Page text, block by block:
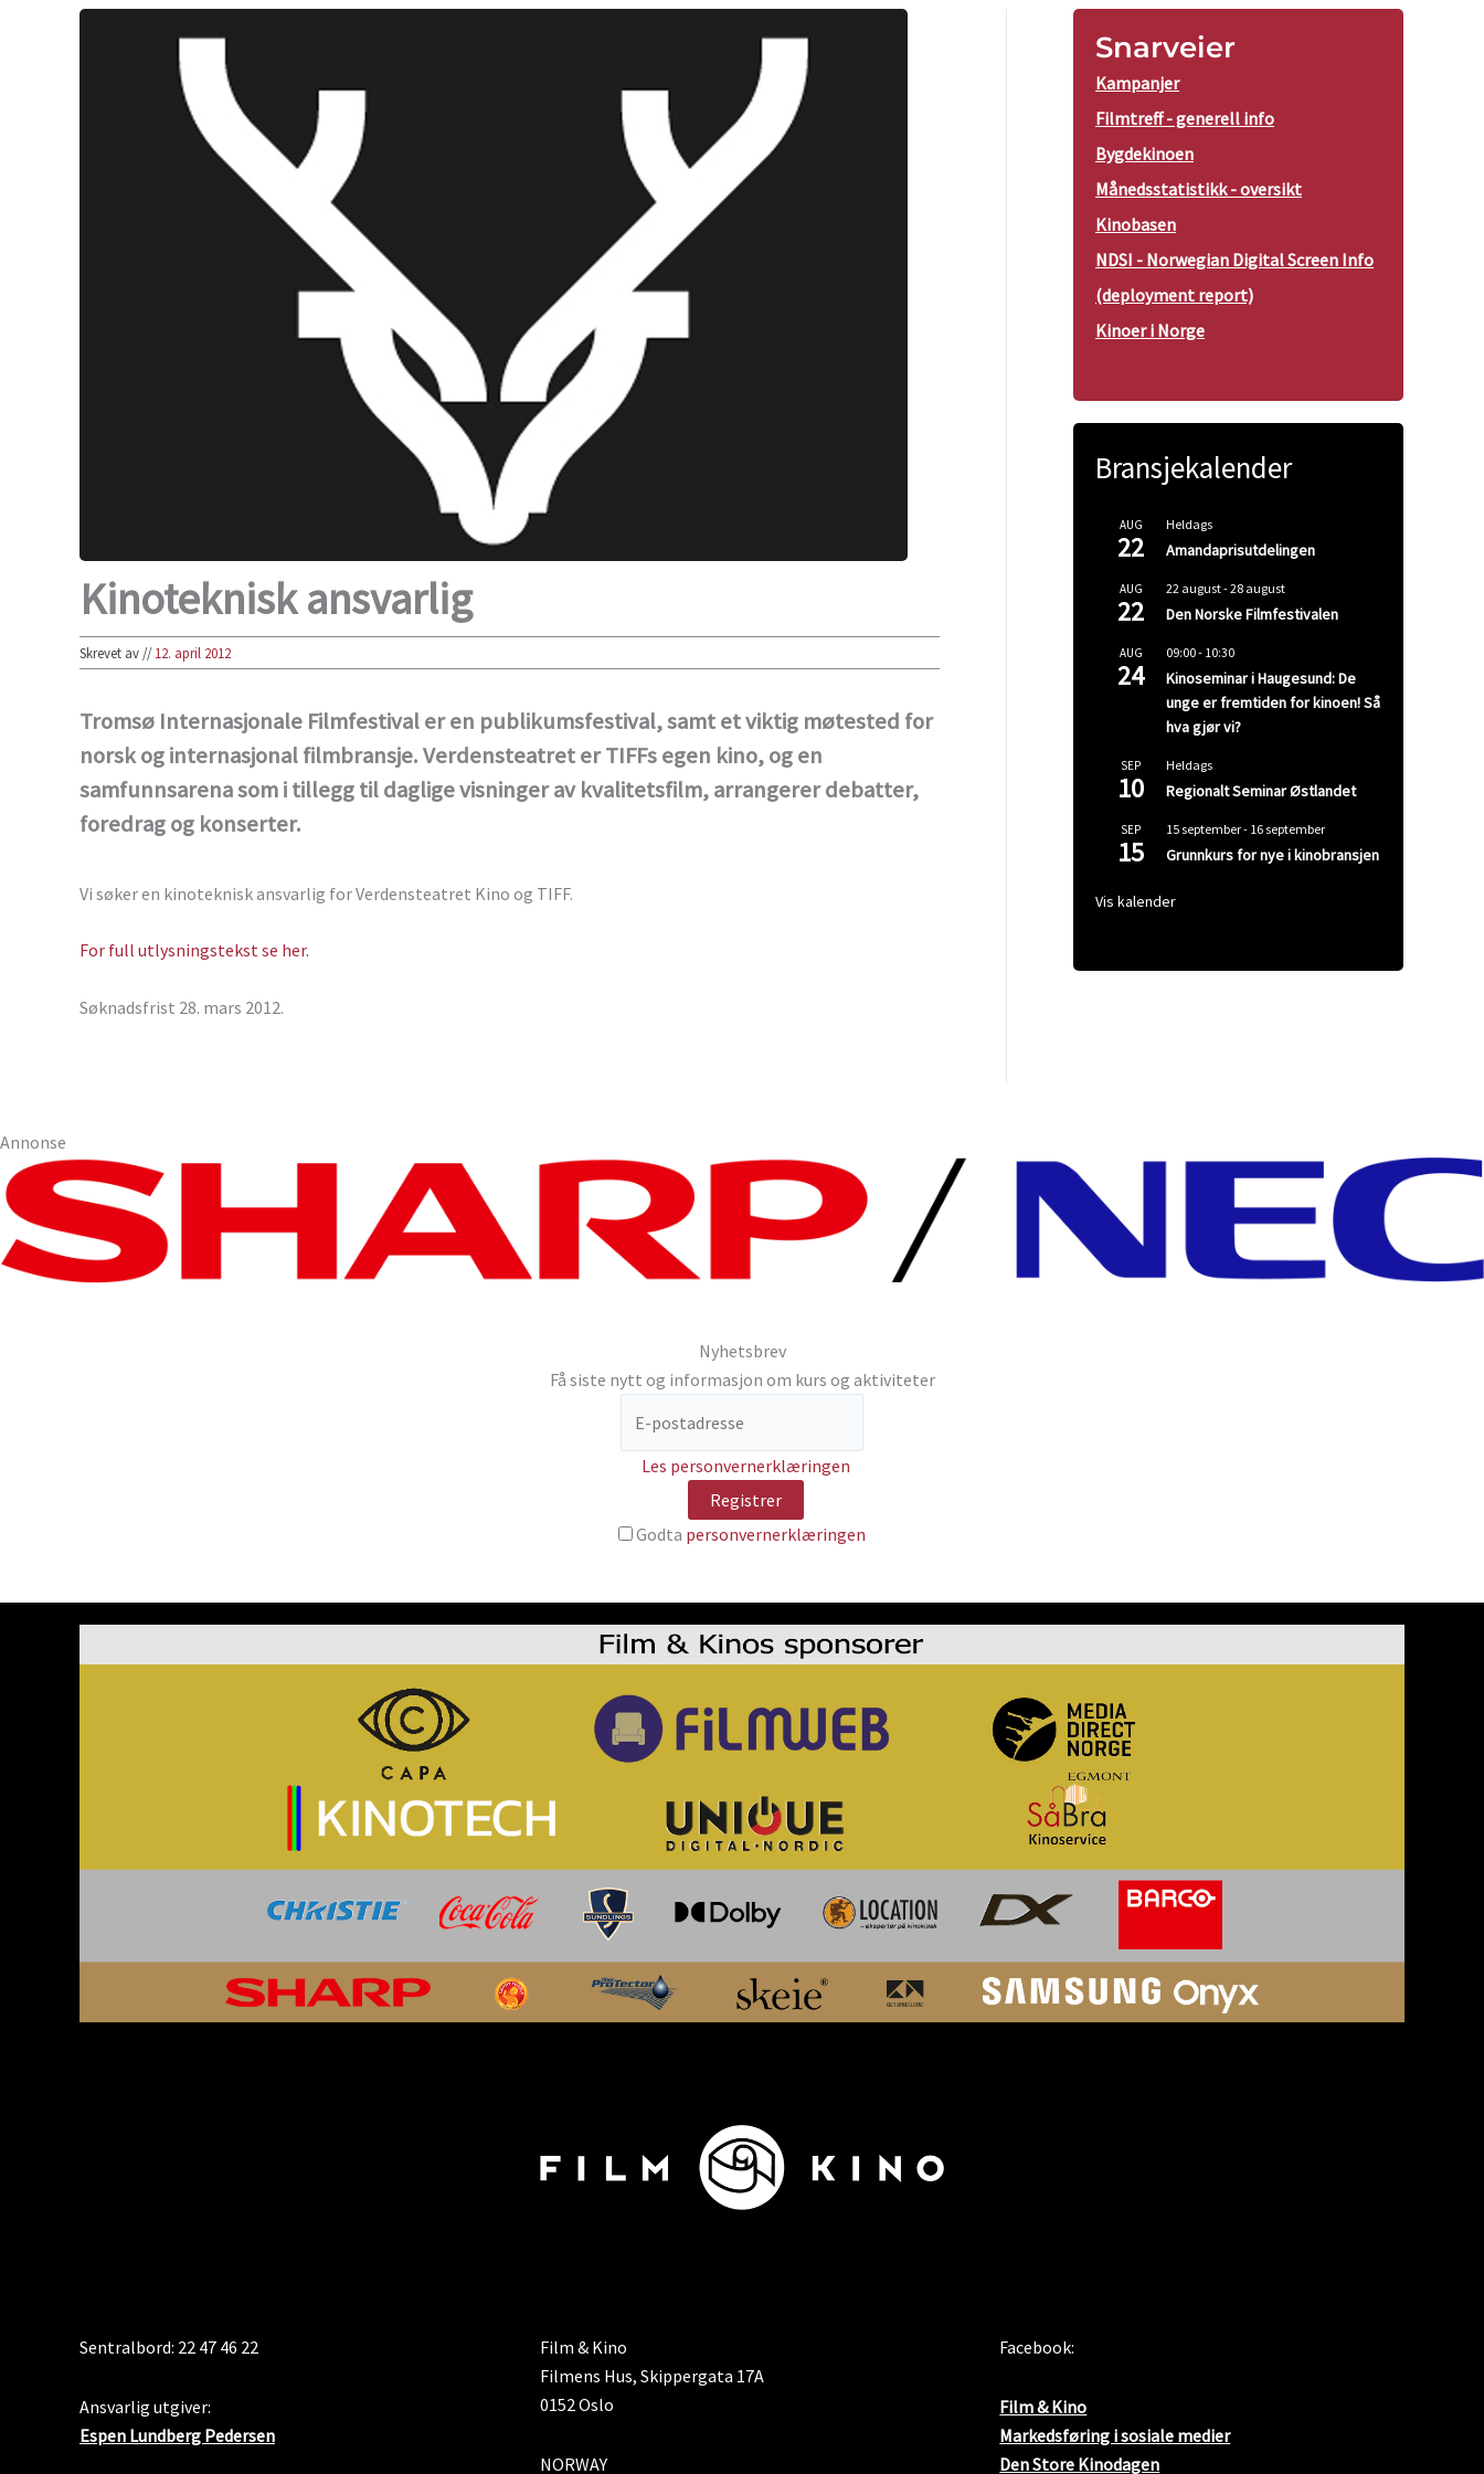
Kinoteknisk ansvarlig
Skrevet av//12. april 2012
Tromsø Internasjonale Filmfestival er en publikumsfestival, samt et viktig møtested for
norsk og internasjonal filmbransje. Verdensteatret er TIFFs egen kino, og en
samfunnsarena som i tillegg til daglige visninger av kvalitetsfilm, arrangerer debatter,
foredrag og konserter.
Vi søker en kinoteknisk ansvarlig for Verdensteatret Kino og TIFF.
For full utlysningstekst se her.
Søknadsfrist 28. mars 2012.
Snarveier
Kampanjer
Filmtreff - generell info
Bygdekinoen
Månedsstatistikk - oversikt
Kinobasen
NDSI - Norwegian Digital Screen Info
(deployment report)
Kinoer i Norge
Bransjekalender
AUG
22
Heldags
Amandaprisutdelingen
AUG
22
22 august-28 august
Den Norske Filmfestivalen
AUG
24
09:00- 10:30
Kinoseminar i Haugesund: De
unge er fremtiden for kinoen! Så
hva gjør vi?
SEP
10
Heldags
Regionalt Seminar Østlandet
SEP
15
15 september- 16 september
Grunnkurs for nye i kinobransjen
Vis kalender
Annonse
Nyhetsbrev
Få siste nytt og informasjon om kurs og aktiviteter
Les personvernerklæringen
Godta personvernerklæringen
Sentralbord: 22 47 46 22
Ansvarlig utgiver:
Espen Lundberg Pedersen
Film & Kino
Filmens Hus, Skippergata 17A
0152 Oslo
NORWAY
Facebook:
Film & Kino
Markedsføring i sosiale medier
Den Store Kinodagen